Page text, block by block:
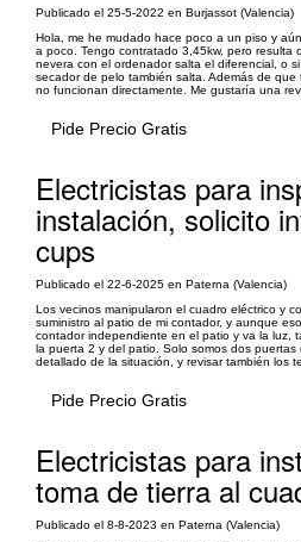
Publicado el 25-5-2022 en Burjassot (Valencia)
Hola, me he mudado hace poco a un piso y
a poco. Tengo contratado 3,45kw, pero resulta
nevera con el ordenador salta el diferencial, o
secador de pelo también salta. Además de que
no funcionan directamente. Me gustaría una
Pide Precio Gratis
Electricistas para
instalación, solicito
cups
Publicado el 22-6-2025 en Paterna (Valencia)
Los vecinos manipularon el cuadro eléctrico y
suministro al patio de mi contador, y aunque
contador independiente en el patio y va la luz,
la puerta 2 y del patio. Solo somos dos
detallado de la situación, y revisar también los
Pide Precio Gratis
Electricistas para
toma de tierra al
Publicado el 8-8-2023 en Paterna (Valencia)